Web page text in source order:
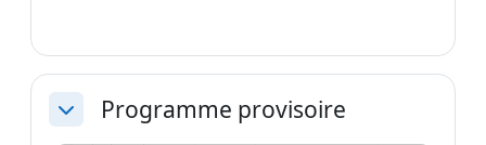
ReplierProgramme provisoire